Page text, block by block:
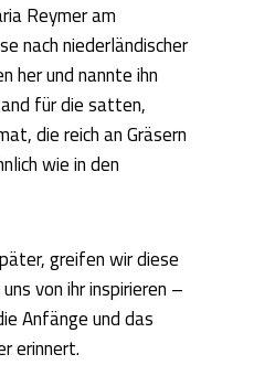
Reymer am
nach niederländischer
her und nannte ihn
für die satten,
die reich an Gräsern
wie in den
greifen wir diese
von ihr inspirieren –
Anfänge und das
erinnert.